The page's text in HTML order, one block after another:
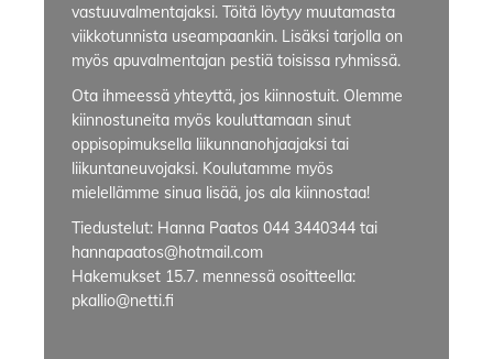
vastuuvalmentajaksi. Töitä löytyy muutamasta
viikkotunnista useampaankin. Lisäksi tarjolla on
myös apuvalmentajan pestiä toisissa ryhmissä.
Ota ihmeessä yhteyttä, jos kiinnostuit. Olemme
kiinnostuneita myös kouluttamaan sinut
oppisopimuksella liikunnanohjaajaksi tai
liikuntaneuvojaksi. Koulutamme myös
mielellämme sinua lisää, jos ala kiinnostaa!
Tiedustelut: Hanna Paatos 044 3440344 tai
hannapaatos@hotmail.com
Hakemukset 15.7. mennessä osoitteella:
pkallio@netti.fi